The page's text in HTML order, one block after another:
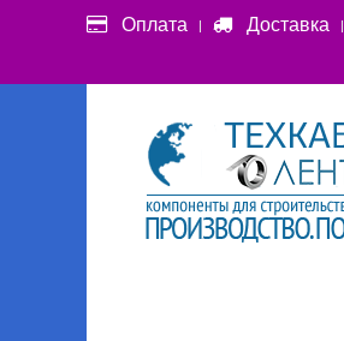
Оплата Доставка